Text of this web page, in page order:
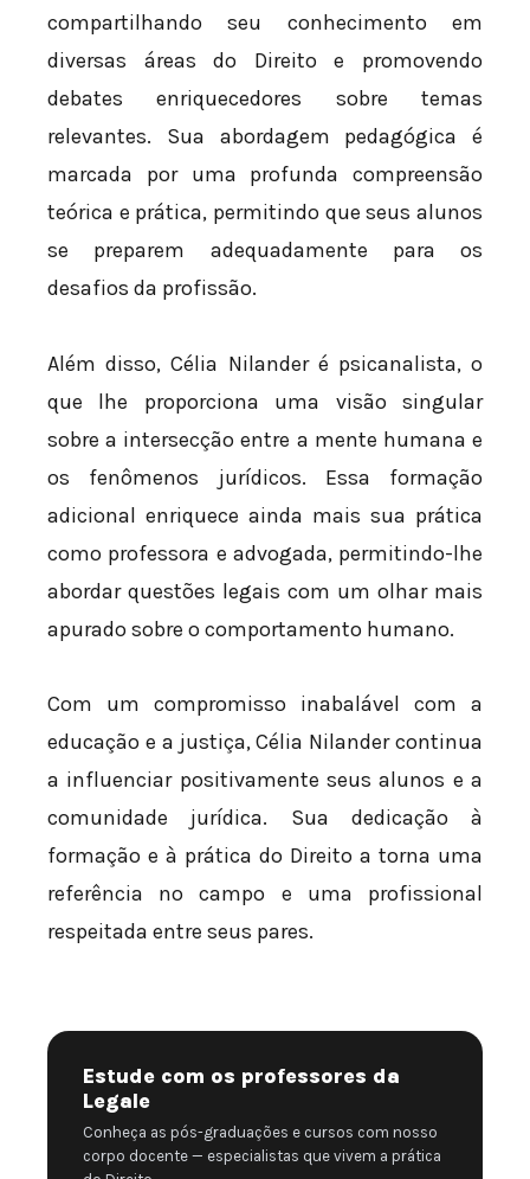
compartilhando seu conhecimento em
diversas áreas do Direito e promovendo
debates enriquecedores sobre temas
relevantes. Sua abordagem pedagógica é
marcada por uma profunda compreensão
teórica e prática, permitindo que seus alunos
se preparem adequadamente para os
desafios da profissão.
Além disso, Célia Nilander é psicanalista, o
que lhe proporciona uma visão singular
sobre a intersecção entre a mente humana e
os fenômenos jurídicos. Essa formação
adicional enriquece ainda mais sua prática
como professora e advogada, permitindo-lhe
abordar questões legais com um olhar mais
apurado sobre o comportamento humano.
Com um compromisso inabalável com a
educação e a justiça, Célia Nilander continua
a influenciar positivamente seus alunos e a
comunidade jurídica. Sua dedicação à
formação e à prática do Direito a torna uma
referência no campo e uma profissional
respeitada entre seus pares.
Estude com os professores da
Legale
Conheça as pós-graduações e cursos com nosso
corpo docente — especialistas que vivem a prática